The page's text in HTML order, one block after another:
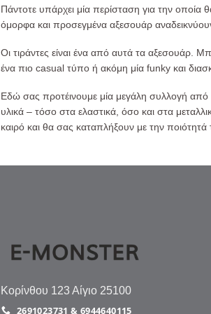
Πάντοτε υπάρχει μία περίσταση για την οποία
όμορφα και προσεγμένα αξεσουάρ
Οι τιράντες είναι ένα από αυτά τα αξεσουάρ.
ένα πιο casual τύπο ή ακόμη μία funky και
Εδώ σας προτέινουμε μία μεγάλη συλλογή από
υλικά – τόσο στα ελαστικά, όσο και στα
καιρό και θα σας καταπλήξουν με την ποιότητά
Κορίνθου 123 Αίγιο 25100
2691023731 & 6944640115